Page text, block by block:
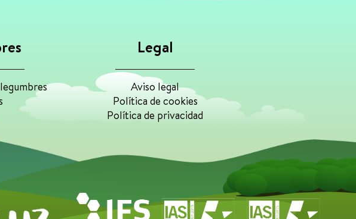
Legal
Aviso legal
Política de cookies
Política de privacidad